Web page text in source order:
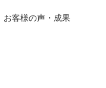
お客様の声・成果